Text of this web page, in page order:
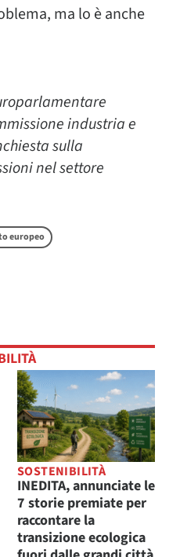
ma lo è anche
industria e
sulla
nel settore
europeo
SOSTENIBILITÀ
INEDITA, annunciate le
7 storie premiate per
raccontare la
transizione ecologica